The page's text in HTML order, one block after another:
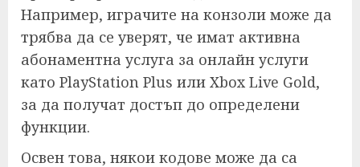
Например, играчите на конзоли може да
трябва да се уверят, че имат активна
абонаментна услуга за онлайн услуги
като PlayStation Plus или Xbox Live Gold,
за да получат достъп до определени
функции.
Освен това, някои кодове може да са